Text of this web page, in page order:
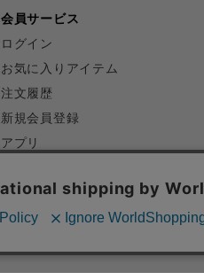
会員サービス
ログイン
お気に入りアイテム
注文履歴
新規会員登録
アプリ